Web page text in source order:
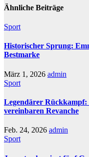
Ähnliche Beiträge
Sport
Historischer Sprung:
Bestmarke
März 1, 2026 admin
Sport
Legendärer
vereinbaren Revanche
Feb. 24, 2026 admin
Sport